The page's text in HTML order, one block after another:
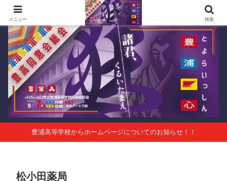
第125回山口県立豊浦高等学校同窓会総会 会報Vol.63
豊浦高等学校からホームページについてのお知らせ！！
松小田薬局
メニュー 検索